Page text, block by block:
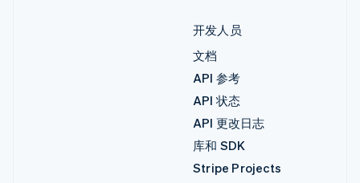
开发人员
文档
API 参考
API 状态
API 更改日志
库和 SDK
Stripe Projects